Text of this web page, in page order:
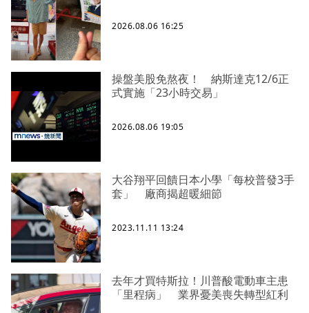
2026.08.06 16:25
操盤美股免熬夜！ 納斯達克12/6正
式實施「23小時交易」
2026.08.06 19:05
大谷翔平回饋日本小學「每校普發3手
套」 廠商揭超暖細節
2023.11.11 13:24
去年才買特斯拉！川普酸電動車主患
「里程病」 業界憂美喪失轉型紅利